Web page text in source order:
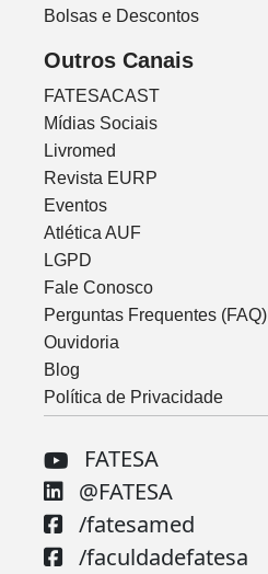
Bolsas e Descontos
Outros Canais
FATESACAST
Mídias Sociais
Livromed
Revista EURP
Eventos
Atlética AUF
LGPD
Fale Conosco
Perguntas Frequentes (FAQ)
Ouvidoria
Blog
Política de Privacidade
FATESA
@FATESA
/fatesamed
/faculdadefatesa